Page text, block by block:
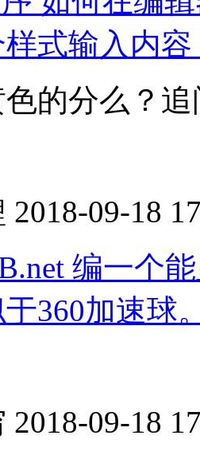
式输入内容
的分么？追
2018-09-18
编一个
360加速球
2018-09-18